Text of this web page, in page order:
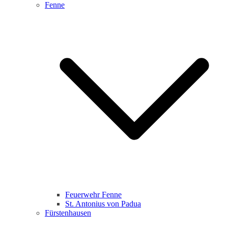
Fenne
Feuerwehr Fenne
St. Antonius von Padua
Fürstenhausen